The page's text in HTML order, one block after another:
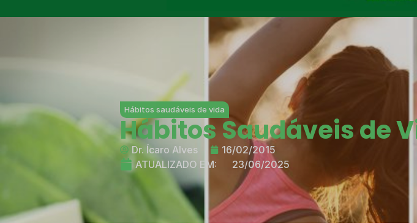
Hábitos saudáveis de vida
Hábitos Saudáveis de
Dr. Ícaro Alves
16/02/2015
ATUALIZADO EM:
23/06/2025